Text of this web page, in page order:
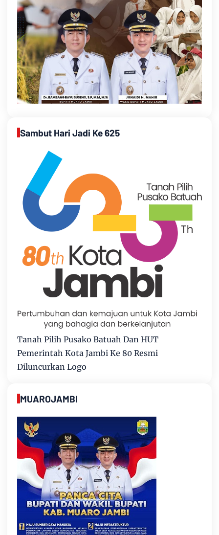
Sambut Hari Jadi Ke 625
Tanah Pilih Pusako Batuah Dan HUT
Pemerintah Kota Jambi Ke 80 Resmi
Diluncurkan Logo
MUAROJAMBI